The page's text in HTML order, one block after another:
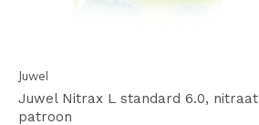
Juwel
Juwel Nitrax L standard 6.0, nitraat
patroon